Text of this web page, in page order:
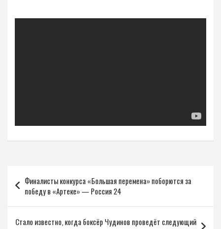
Навигация
по
записям
Финалисты конкурса «Большая перемена» поборются за
победу в «Артеке» — Россия 24
Стало известно, когда боксёр Чудинов проведёт следующий